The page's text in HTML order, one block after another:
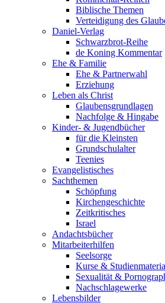
Biblische Themen
Verteidigung des
Daniel-Verlag
Schwarzbrot-Reihe
de Koning Kommentar
Ehe & Familie
Ehe & Partnerwahl
Erziehung
Leben als Christ
Glaubensgrundlagen
Nachfolge & Hingabe
Kinder- & Jugendbücher
für die Kleinsten
Grundschulalter
Teenies
Evangelistisches
Sachthemen
Schöpfung
Kirchengeschichte
Zeitkritisches
Israel
Andachtsbücher
Mitarbeiterhilfen
Seelsorge
Kurse &
Sexualität &
Nachschlagewerke
Lebensbilder